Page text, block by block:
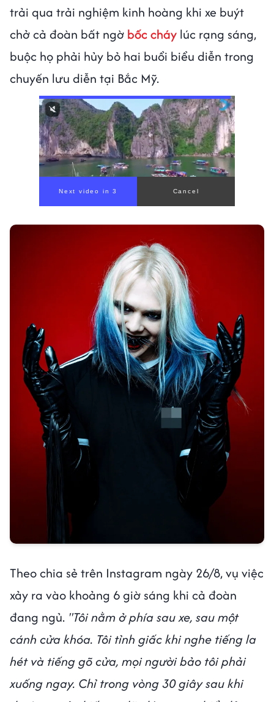
trải qua trải nghiệm kinh hoàng khi xe buýt
chở cả đoàn bất ngờ bốc cháy lúc rạng sáng,
buộc họ phải hủy bỏ hai buổi biểu diễn trong
chuyến lưu diễn tại Bắc Mỹ.
Theo chia sẻ trên Instagram ngày 26/8, vụ việc
xảy ra vào khoảng 6 giờ sáng khi cả đoàn
đang ngủ. "Tôi nằm ở phía sau xe, sau một
cánh cửa khóa. Tôi tỉnh giấc khi nghe tiếng la
hét và tiếng gõ cửa, mọi người bảo tôi phải
xuống ngay. Chỉ trong vòng 30 giây sau khi